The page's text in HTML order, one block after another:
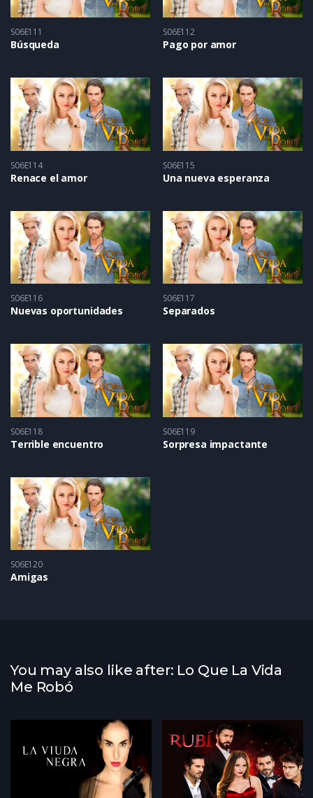
S06E111
Búsqueda
S06E112
Pago por amor
S06E114
Renace el amor
S06E115
Una nueva esperanza
S06E116
Nuevas oportunidades
S06E117
Separados
S06E118
Terrible encuentro
S06E119
Sorpresa impactante
S06E120
Amigas
You may also like after: Lo Que La Vida
Me Robó